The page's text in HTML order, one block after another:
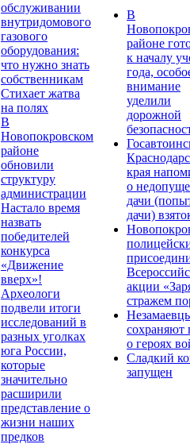
обслуживании
внутридомового
газового
оборудования:
что нужно знать
собственникам
Стихает жатва
на полях
В
Новопокровском
районе
обновили
структуру
администрации
Настало время
назвать
победителей
конкурса
«Движение
вверх»!
Археологи
подвели итоги
исследований в
разных уголках
юга России,
которые
значительно
расширили
представление о
жизни наших
предков
В
районе
к началу
года,
внимание
уделили
дорожной
края
о
дачи
дачи)
акции
стражем
сохраняют
о героях
Сладкий
запущен